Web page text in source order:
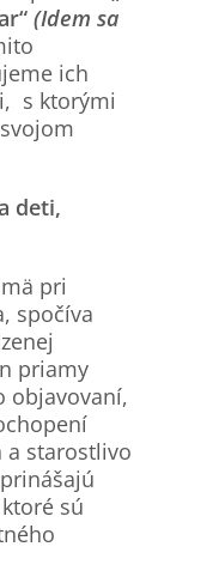
(Idem sa
ich
s ktorými
deti,
pri
spočíva
priamy
objavovaní,
a starostlivo
sú